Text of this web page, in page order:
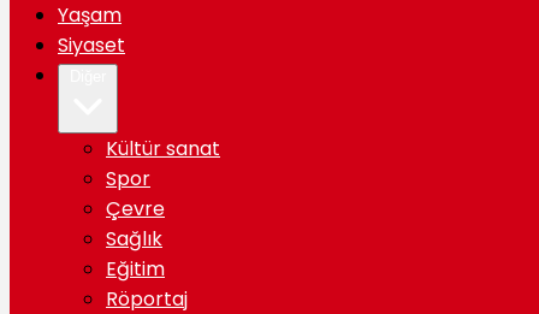
Yaşam
Siyaset
Kültür sanat
Spor
Çevre
Sağlık
Eğitim
Röportaj